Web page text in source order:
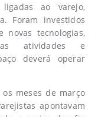
ao varejo,
Foram investidos
tecnologias,
atividades e
deverá operar
meses de março
apontavam